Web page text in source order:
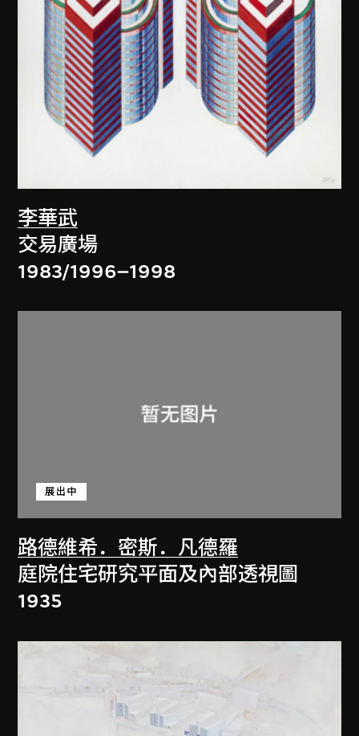
李華武
交易廣場
1983/1996–1998
路德維希．密斯．凡德羅
展出中
庭院住宅研究平面及內部透視圖
1935